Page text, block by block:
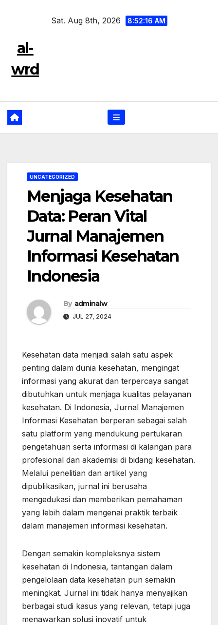
Sat. Aug 8th, 2026 8:52:16 AM
al-
wrd
UNCATEGORIZED
Menjaga Kesehatan
Data: Peran Vital
Jurnal Manajemen
Informasi Kesehatan
Indonesia
By adminalw
JUL 27, 2024
Kesehatan data menjadi salah satu aspek
penting dalam dunia kesehatan, mengingat
informasi yang akurat dan terpercaya sangat
dibutuhkan untuk menjaga kualitas pelayanan
kesehatan. Di Indonesia, Jurnal Manajemen
Informasi Kesehatan berperan sebagai salah
satu platform yang mendukung pertukaran
pengetahuan serta informasi di kalangan para
profesional dan akademisi di bidang kesehatan.
Melalui penelitian dan artikel yang
dipublikasikan, jurnal ini berusaha
mengedukasi dan memberikan pemahaman
yang lebih dalam mengenai praktik terbaik
dalam manajemen informasi kesehatan.
Dengan semakin kompleksnya sistem
kesehatan di Indonesia, tantangan dalam
pengelolaan data kesehatan pun semakin
meningkat. Jurnal ini tidak hanya menyajikan
berbagai studi kasus yang relevan, tetapi juga
menawarkan solusi inovatif untuk